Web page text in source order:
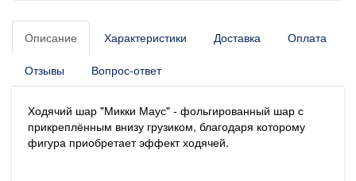
Описание Характеристики Доставка Оплата
Отзывы Вопрос-ответ
Ходячий шар "Микки Маус" - фольгированный шар с
прикреплённым внизу грузиком, благодаря которому
фигура приобретает эффект ходячей.